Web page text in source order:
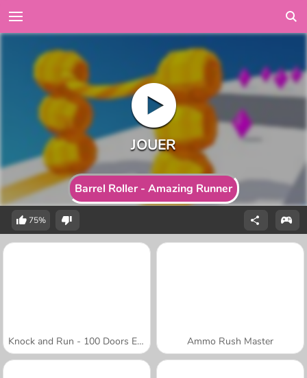
Barrel Roller - Amazing Runner
75%
Knock and Run - 100 Doors Escape Ammo Rush Master